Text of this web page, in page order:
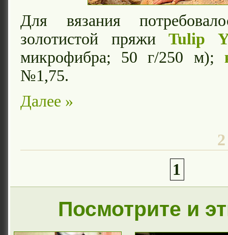
Для вязания
золотистой пряжиTulip
микрофибра; 50 г/250 м);
№1,75.
Далее »
1
Посмотрите и